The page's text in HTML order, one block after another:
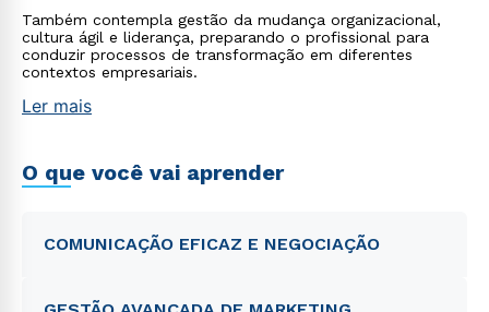
Também contempla gestão da mudança organizacional,
cultura ágil e liderança, preparando o profissional para
conduzir processos de transformação em diferentes
contextos empresariais.
Ler mais
O que você vai aprender
COMUNICAÇÃO EFICAZ E NEGOCIAÇÃO